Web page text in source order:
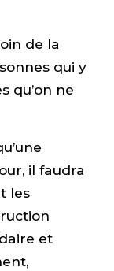
de la
qui y
qu’on ne
il faudra
les
et